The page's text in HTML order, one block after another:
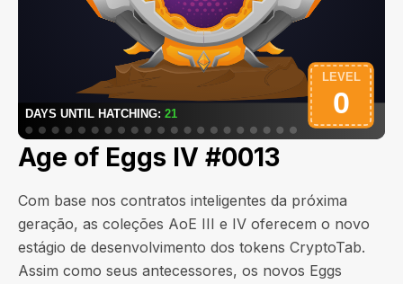
Age of Eggs IV #0013
Com base nos contratos inteligentes da próxima
geração, as coleções AoE III e IV oferecem o novo
estágio de desenvolvimento dos tokens CryptoTab.
Assim como seus antecessores, os novos Eggs